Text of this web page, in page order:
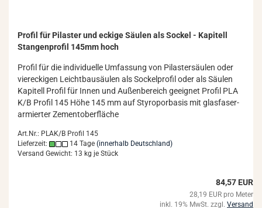
Pro­fil für Pi­las­ter und ecki­ge Säu­len als So­ckel - Ka­pi­tell
Stan­gen­pro­fil 145mm hoch
Pro­fil für die in­di­vi­du­el­le Um­fas­sung von Pi­las­ter­säu­len oder
vier­ecki­gen Leicht­bau­säu­len als So­ckel­pro­fil oder als Säu­len
Ka­pi­tell Pro­fil für Innen und Au­ßen­be­reich ge­eig­net Pro­fil PLA
K/B Pro­fil 145 Höhe 145 mm auf Sty­ro­por­ba­sis mit glas­fa­ser­
ar­mier­ter Ze­ment­ober­flä­che
Art.Nr.: PLAK/B Profil 145
Lieferzeit:
14 Tage (innerhalb Deutschland)
Versand Gewicht: 13 kg je Stück
84,57 EUR
28,19 EUR pro Meter
inkl. 19% MwSt. zzgl. Versand